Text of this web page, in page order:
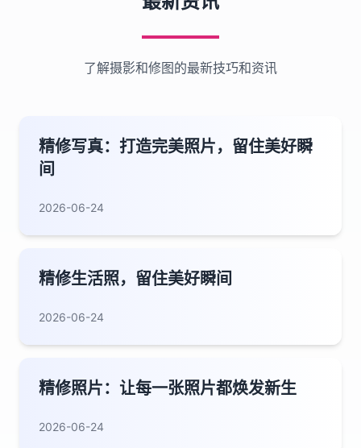
了解摄影和修图的最新技巧和资讯
精修写真：打造完美照片，留住美好瞬
间
2026-06-24
精修生活照，留住美好瞬间
2026-06-24
精修照片：让每一张照片都焕发新生
2026-06-24